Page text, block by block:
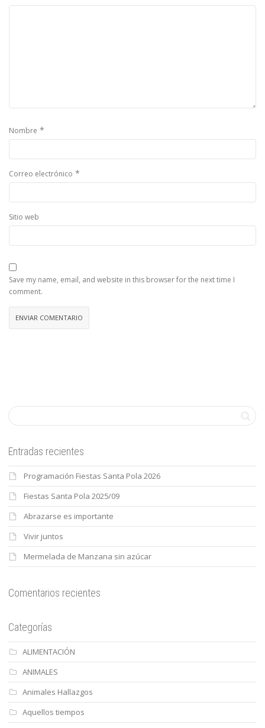
Nombre *
Correo electrónico *
Sitio web
Save my name, email, and website in this browser for the next time I
comment.
Entradas recientes
Programación Fiestas Santa Pola 2026
Fiestas Santa Pola 2025/09
Abrazarse es importante
Vivir juntos
Mermelada de Manzana sin azúcar
Comentarios recientes
Categorías
ALIMENTACIÓN
ANIMALES
Animales Hallazgos
Aquellos tiempos